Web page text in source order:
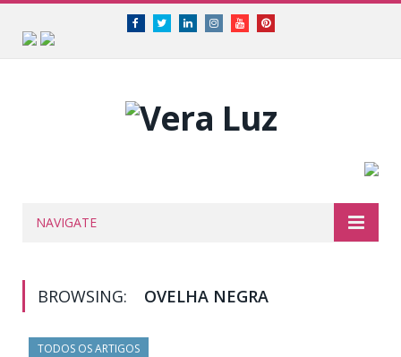
FacebookTwitterLinkedinInstagramYoutubePinterest
NAVIGATE
BROWSING: OVELHA NEGRA
TODOS OS ARTIGOS